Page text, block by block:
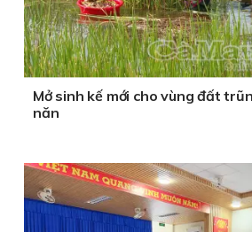
Mở sinh kế mới cho vùng đất
năn